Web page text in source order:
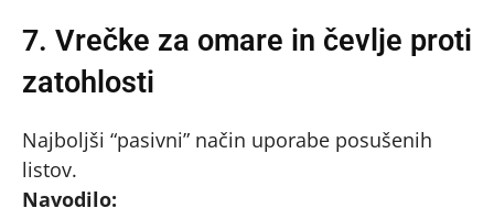
7. Vrečke za omare in čevlje proti
zatohlosti
Najboljši “pasivni” način uporabe posušenih
listov.
Navodilo: